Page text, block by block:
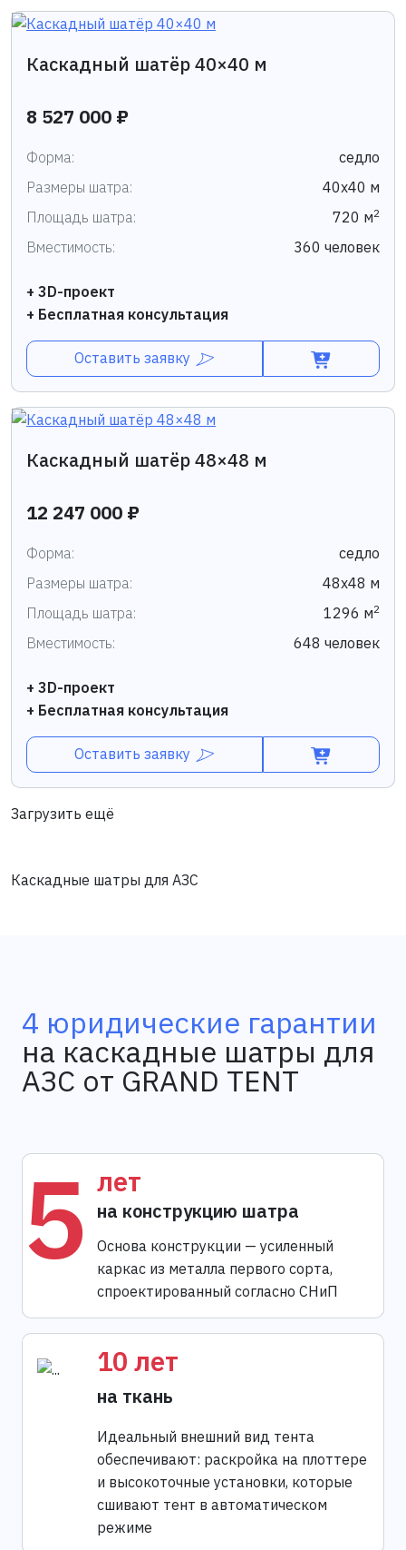
Каскадный шатёр 40×40 м
8 527 000 ₽
Форма:
седло
Размеры шатра:
40х40 м
Площадь шатра:
720 м2
Вместимость: 360 человек
+ 3D-проект
+ Бесплатная консультация
Оставить заявку
Каскадный шатёр 48×48 м
12 247 000 ₽
Форма:
седло
Размеры шатра:
48х48 м
Площадь шатра:
1296 м2
Вместимость: 648 человек
+ 3D-проект
+ Бесплатная консультация
Оставить заявку
Загрузить ещё
Каскадные шатры для АЗС
4 юридические гарантии
на каскадные шатры для
АЗС от GRAND TENT
5 лет
на конструкцию шатра
Основа конструкции — усиленный
каркас из металла первого сорта,
спроектированный согласно СНиП
10 лет
на ткань
Идеальный внешний вид тента
обеспечивают: раскройка на плоттере
и высокоточные установки, которые
сшивают тент в автоматическом
режиме